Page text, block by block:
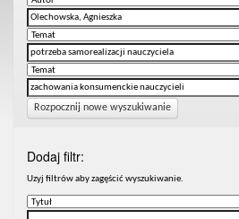
Rozpocznij nowe wyszukiwanie
Dodaj filtr:
Uzyj filtrów aby zagęścić wyszukiwanie.